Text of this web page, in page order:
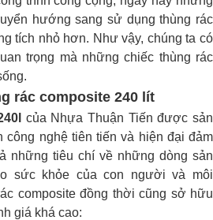
hướng sang sử dụng thùng rác
tích nhỏ hơn. Như vậy, chúng ta có
trọng mà những chiếc thùng rác
rác composite 240 lít
của Nhựa Thuận Tiến được sản
công nghệ tiên tiến và hiện đại đảm
những tiêu chí về những dòng sản
sức khỏe của con người và môi
composite đồng thời cũng sở hữu
giá khá cao: